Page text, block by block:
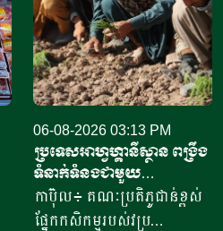
២០២៦នេះ អាច​លក់នំបាន​ពី៤
០០០ ទៅ​៨០០០នំ​ គិតជាប្រាក់
ចំណូលសរុបបានពីបីលានដល់​
ប្រាំបីលានរៀល​ក្នុងមួយថ្ងៃ​។ អ្នក
ស្រី ថ្លុង ថាន ម្ចាស់ហាង​យីហោ
“អាកោត្នោតព្រះដាក់” នៅឃុំព្រះ
ដាក់​ ស្រុក​បន្ទាយស្រី ខេត្ត
សៀមរាប​ បានឱ្យដឹង​ថា មុខរបរ
ធ្វើនំអាកោត្នោត​លក់ជូនប្រជា
ពលរដ្ឋនិងភ្ញៀវទេសចរណ៍
06-08-2026 03:13 PM
ប្រទេសអាហ្វហ្គានីស្ថាន ពង្រឹង
ទំនាក់ទំនងជាមួយ
ប្រទេសម៉ុលដូវ៉ា ដើម្បីជំរុញ
កិច្ចសហប្រតិបត្តិការផ្នែក
កាប៊ុល៖ គណៈប្រតិភូជាន់ខ្ពស់
ផ្នែកកសិកម្មរបស់វប្រ